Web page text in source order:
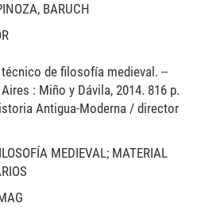
BARUCH
de filosofía medieval. --
: Miño y Dávila, 2014. 816 p.
Antigua-Moderna / director
MEDIEVAL; MATERIAL